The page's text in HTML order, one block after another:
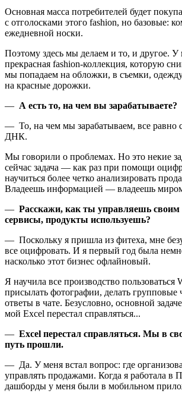
Основная масса потребителей будет
с отголосками этого fashion, но базовые:
ежедневной носки.
Поэтому здесь мы делаем и то, и другое. У
прекрасная fashion-коллекция, которую
мы попадаем на обложки, в съемки,
на красные дорожки.
— А есть то, на чем вы зарабатываете?
— То, на чем мы зарабатываем, все равно
ДНК.
Мы говорили о проблемах. Но это некие
сейчас задача — как раз при помощи
научиться более четко анализировать
Владеешь информацией — владеешь
— Расскажи, как ты управляешь своим
сервисы, продукты используешь?
— Поскольку я пришла из фитеха, мне
все оцифровать. И я первый год была
насколько этот бизнес офлайновый.
Я научила все производство пользоваться
присылать фотографии, делать групповые
ответы в чате. Безусловно, основной
мой Excel перестал справляться...
— Excel перестал справляться. Мы в
путь прошли.
— Да. У меня встал вопрос: где
управлять продажами. Когда я работала в
дашборды у меня были в мобильном